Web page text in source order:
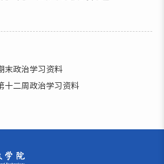
末政治学习资料
十二周政治学习资料